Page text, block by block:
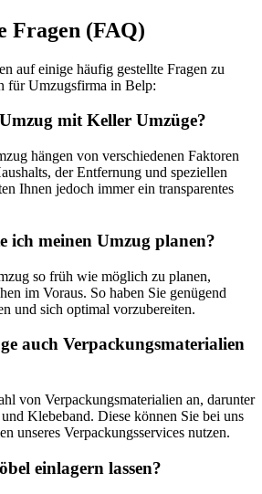
Fragen (FAQ)
auf einige häufig gestellte Fragen zu
für Umzugsfirma in Belp:
mit Keller Umzüge?
hängen von verschiedenen Faktoren
der Entfernung und speziellen
Ihnen jedoch immer ein transparentes
ich meinen Umzug planen?
so früh wie möglich zu planen,
im Voraus. So haben Sie genügend
und sich optimal vorzubereiten.
auch Verpackungsmaterialien
von Verpackungsmaterialien an, darunter
Klebeband. Diese können Sie bei uns
unseres Verpackungsservices nutzen.
einlagern lassen?